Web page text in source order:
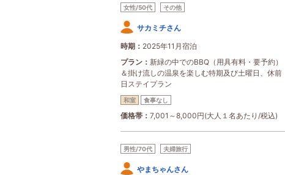
女性/50代 その他
サカミチさん
時期
2025年11月宿泊
プラン
新緑の中でのBBQ（用具有料・要予約）
＆掛け流しの温泉を楽しむ特期及び土曜日、休前
日ステイプラン
和室 食事なし
価格帯 7,001～8,000円(大人１名あたり/税込)
男性/70代 夫婦旅行
やまちゃんさん